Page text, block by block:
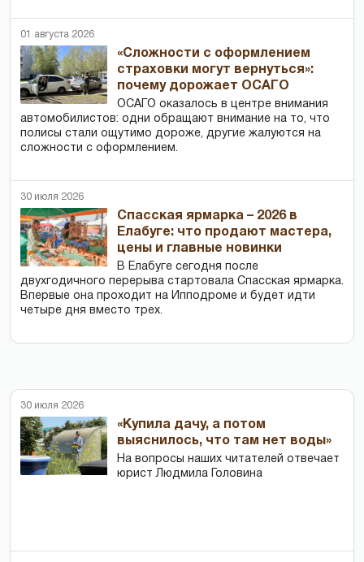
01 августа 2026
«Сложности с оформлением
страховки могут вернуться»:
почему дорожает ОСАГО
ОСАГО оказалось в центре внимания
автомобилистов: одни обращают внимание на то, что
полисы стали ощутимо дороже, другие жалуются на
сложности с оформлением.
30 июля 2026
Спасская ярмарка – 2026 в
Елабуге: что продают мастера,
цены и главные новинки
В Елабуге сегодня после
двухгодичного перерыва стартовала Спасская ярмарка.
Впервые она проходит на Ипподроме и будет идти
четыре дня вместо трех.
30 июля 2026
«Купила дачу, а потом
выяснилось, что там нет воды»
На вопросы наших читателей отвечает
юрист Людмила Головина